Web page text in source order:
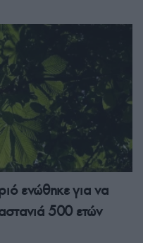
ενώθηκε για να
500 ετών